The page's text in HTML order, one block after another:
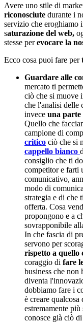
Avere uno stile di
riconosciute durante i
servizio che eroghiamo
saturazione del web,
stesse perevocare la
Ecco cosa puoi fare per
Guardare alle
mercato ti
ciò che si muove
che l'analisi delle
invece una parte
Quello che
campione di
critico ciò che si
cappello bianco
consiglio che ti
competitor e farti
comunicativo,
modo di
strategia e di che
offerta. Cosa
propongono e a
sovrapponibile
In che fascia di
servono per
rispetto a quello
coraggio di fare
business che
diventa
dobbiamo fare i
è creare qualcosa
estremamente
conosce già ciò